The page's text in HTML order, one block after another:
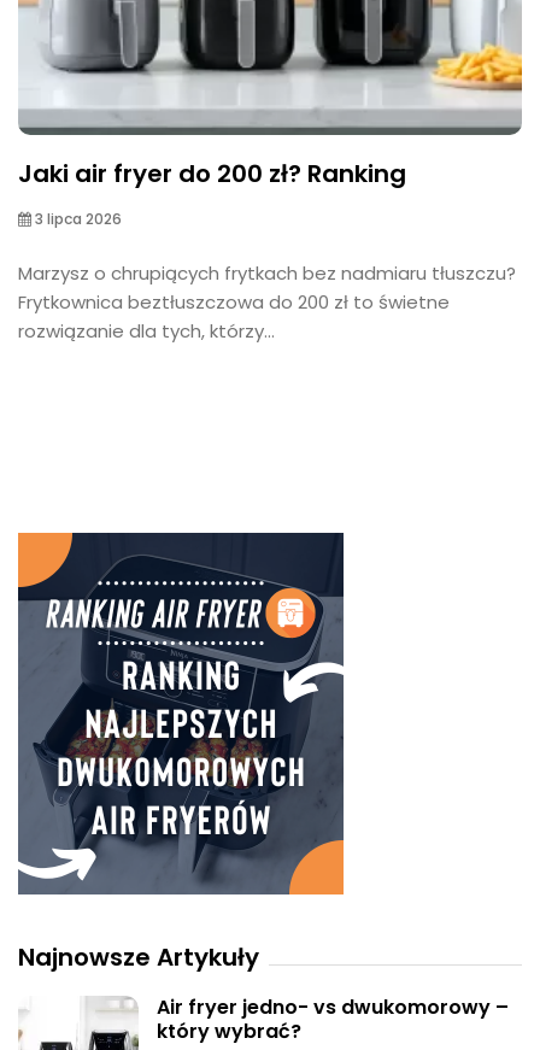
Jaki air fryer do 200 zł? Ranking
3 lipca 2026
Marzysz o chrupiących frytkach bez nadmiaru tłuszczu?
Frytkownica beztłuszczowa do 200 zł to świetne
rozwiązanie dla tych, którzy...
Najnowsze Artykuły
Air fryer jedno- vs dwukomorowy –
który wybrać?